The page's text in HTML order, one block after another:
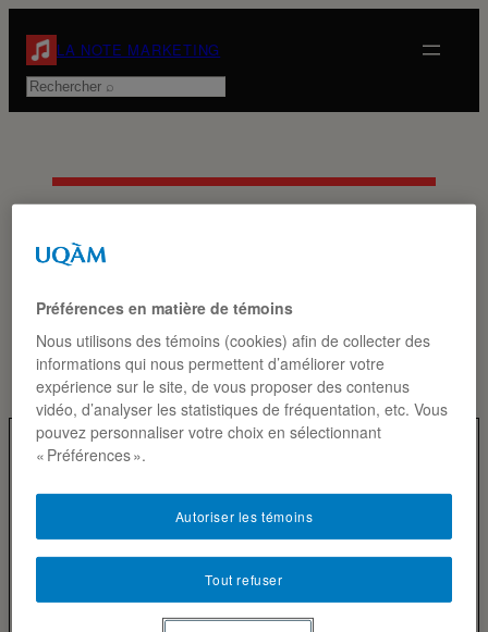
contenu
LA NOTE MARKETING
Rechercher
ÉTIQUETTE :
MARILOU
Préférences en matière de témoins
Nous utilisons des témoins (cookies) afin de collecter des
informations qui nous permettent d’améliorer votre
expérience sur le site, de vous proposer des contenus
vidéo, d’analyser les statistiques de fréquentation, etc. Vous
pouvez personnaliser votre choix en sélectionnant
« Préférences ».
Tout refuser
Autoriser les témoins